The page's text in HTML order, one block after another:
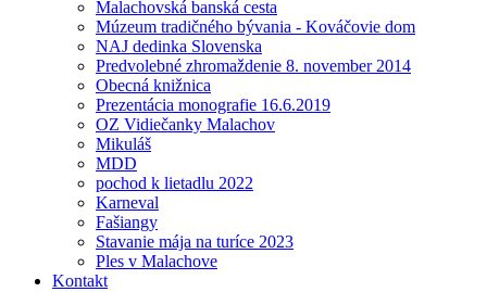
Malachovská banská cesta
Múzeum tradičného bývania - Kováčovie dom
NAJ dedinka Slovenska
Predvolebné zhromaždenie 8. november 2014
Obecná knižnica
Prezentácia monografie 16.6.2019
OZ Vidiečanky Malachov
Mikuláš
MDD
pochod k lietadlu 2022
Karneval
Fašiangy
Stavanie mája na turíce 2023
Ples v Malachove
Kontakt